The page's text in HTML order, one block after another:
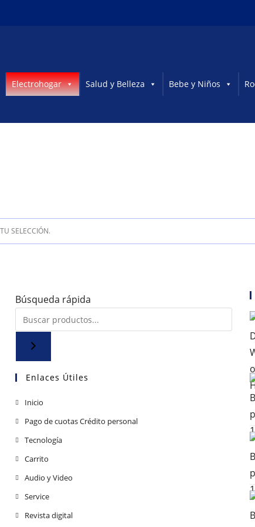
Electrohogar Salud y Belleza Bebe y Niños
SELECCIÓN.
Búsqueda rápida
Enlaces Útiles
InicioSe
una
nueva
pestaña
Pago de cuotas Crédito personalSe
TecnologíaSe
una
pestaña
CarritoSe
una
nueva
Audio y VideoSe
una
ServiceSe
Revista digitalSe